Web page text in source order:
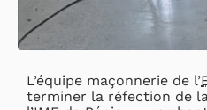
L’équipe maçonnerie de l’
terminer la réfection de